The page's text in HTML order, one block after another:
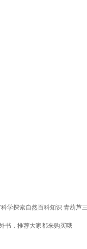
学探索自然百科知识 青葫芦
书，推荐大家都来购买哦